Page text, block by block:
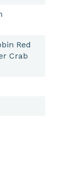
Red
Crab